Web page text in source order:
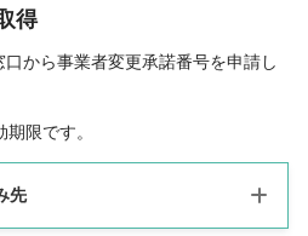
得
から事業者変更承諾番号を申請し
期限です。
先